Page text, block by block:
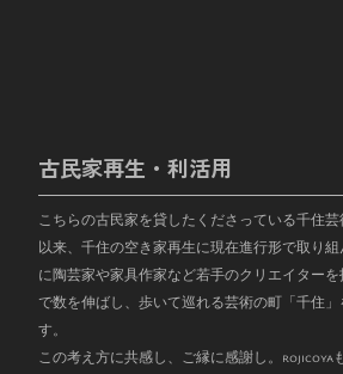
古民家再生・利活用
こちらの古民家を貸したくださっている千住芸
以来、千住の空き家再生に現在進行形で取り
に陶芸家や家具作家など若手のクリエイター
で数を伸ばし、歩いて巡れる芸術の町「千住
す。
この考え方に共感し、ご縁に感謝し。rojicoya